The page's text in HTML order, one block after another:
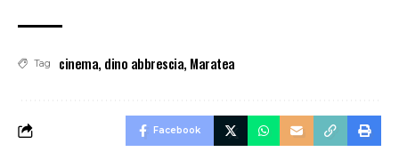
Tag cinema, dino abbrescia, Maratea
Facebook